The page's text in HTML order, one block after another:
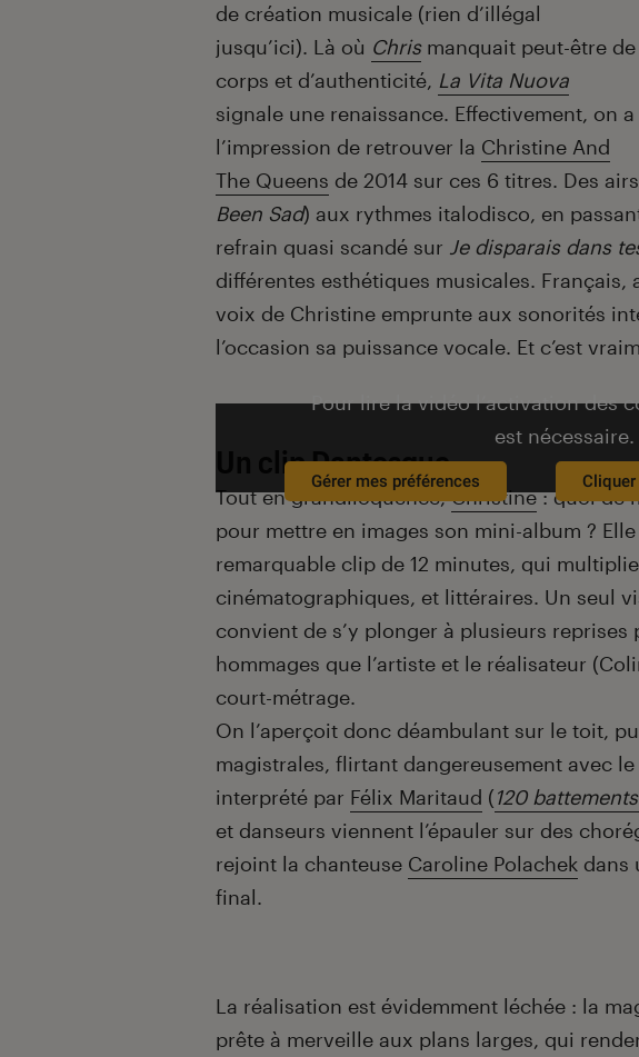
de création musicale (rien d’illégal
jusqu’ici). Là où Chrismanquait peut-être de
corps et d’authenticité, La Vita Nuova
signale une renaissance. Effectivement, on a
l’impression de retrouver la Christine And
The Queens de 2014 sur ces 6 titres. Des
Been Sad) aux rythmes italodisco, en
refrain quasi scandé sur Je disparais dans
différentes esthétiques musicales. Français,
voix de Christine emprunte aux sonorités
l’occasion sa puissance vocale. Et c’est
Pour lire la vidéo l’activation des
est nécessaire.
Gérer mes préférences
Un clip Dantesque
Tout en grandiloquence,Christine: quoi de
pour mettre en images son mini-album ?
remarquable clip de 12 minutes, qui
cinématographiques, et littéraires. Un seul
convient de s’y plonger à plusieurs
hommages que l’artiste et le réalisateur
court-métrage.
On l’aperçoit donc déambulant sur le toit,
magistrales, flirtant dangereusement avec le
interprété par Félix Maritaud (120
et danseurs viennent l’épauler sur des
rejoint la chanteuse Caroline Polachek dans
final.
La réalisation est évidemment léchée : la
prête à merveille aux plans larges, qui